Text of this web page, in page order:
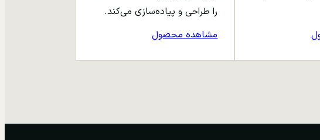
را طراحی و پیاده‌سازی می‌کند.
مشاهده محصول